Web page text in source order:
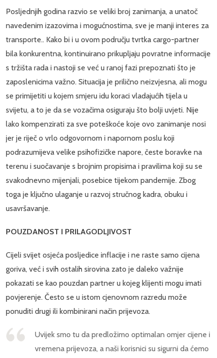
Posljednjih godina razvio se veliki broj zanimanja, a unatoč
navedenim izazovima i mogućnostima, sve je manji interes za
transporte.. Kako bi i u ovom području tvrtka cargo-partner
bila konkurentna, kontinuirano prikupljaju povratne informacije
s tržišta rada i nastoji se već u ranoj fazi prepoznati što je
zaposlenicima važno. Situacija je prilično neizvjesna, ali mogu
se primijetiti u kojem smjeru idu koraci vladajućih tijela u
svijetu, a to je da se vozačima osiguraju što bolji uvjeti. Nije
lako kompenzirati za sve poteškoće koje ovo zanimanje nosi
jer je riječ o vrlo odgovornom i napornom poslu koji
podrazumijeva velike psihofizičke napore, česte boravke na
terenu i suočavanje s brojnim propisima i pravilima koji su se
svakodnevno mijenjali, posebice tijekom pandemije. Zbog
toga je ključno ulaganje u razvoj stručnog kadra, obuku i
usavršavanje.
POUZDANOST I PRILAGODLJIVOST
Cijeli svijet osjeća posljedice inflacije i ne raste samo cijena
goriva, već i svih ostalih sirovina zato je daleko važnije
pokazati se kao pouzdan partner u kojeg klijenti mogu imati
povjerenje. Često se u istom cjenovnom razredu može
ponuditi drugi ili kombinirani način prijevoza.
Uvijek smo tu da predložimo optimalan omjer cijene i
vremena prijevoza, a naši korisnici su sigurni da ćemo